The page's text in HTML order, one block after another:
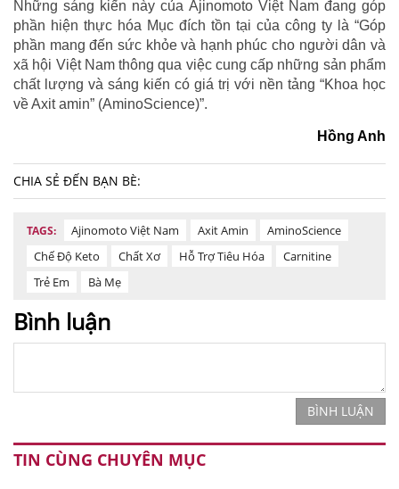
Những sáng kiến này của Ajinomoto Việt Nam đang góp
phần hiện thực hóa Mục đích tồn tại của công ty là “Góp
phần mang đến sức khỏe và hạnh phúc cho người dân và
xã hội Việt Nam thông qua việc cung cấp những sản phẩm
chất lượng và sáng kiến có giá trị với nền tảng “Khoa học
về Axit amin” (AminoScience)”.
Hồng Anh
CHIA SẺ ĐẾN BẠN BÈ:
TAGS: Ajinomoto Việt Nam Axit Amin
AminoScience
Chế Độ Keto
Chất Xơ Hỗ Trợ Tiêu Hóa
Carnitine
Trẻ Em
Bà Mẹ
Bình luận
BÌNH LUẬN
TIN CÙNG CHUYÊN MỤC